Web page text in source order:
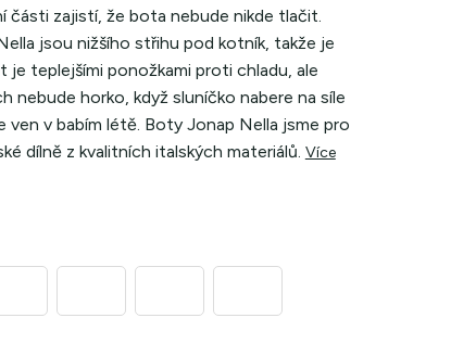
části zajistí, že bota nebude nikde tlačit.
jsou nižšího střihu pod kotník, takže je
je teplejšími ponožkami proti chladu, ale
nebude horko, když sluníčko nabere na síle
ven v babím létě. Boty Jonap Nella jsme pro
dílně z kvalitních italských materiálů. Více